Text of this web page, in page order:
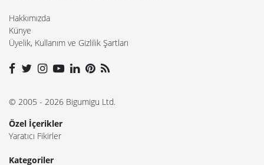
Hakkımızda
Künye
Üyelik, Kullanım ve Gizlilik Şartları
© 2005 - 2026 Bigumigu Ltd.
Özel İçerikler
Yaratıcı Fikirler
Kategoriler